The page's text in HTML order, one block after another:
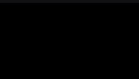
出限定特典：特製輕便外套
典一致）。 其他重要事項 - 觀眾
效果；請有敏感體質的觀眾或帶